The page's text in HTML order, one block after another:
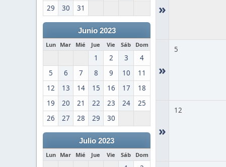
29
30 31
Junio 2023
Lun Mar Mié Jue Vie Sáb Dom
1 2 3
4
5
6 7 8 9 10
11
12
13 14 15 16 17
18
19
20 21 22 23 24
25
26
27 28 29 30
Julio 2023
Lun Mar Mié Jue Vie Sáb Dom
»
»
5
»
12